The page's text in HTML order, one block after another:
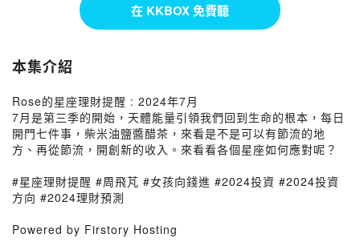
在 KKBOX 免費聽
本集介紹
Rose的星座理財提醒 : 2024年7月
7月是第三季的開始，天體能量引領我們回到生命的根本，每日
開門七件事，柴米油鹽醬醋茶，來看是不是可以有節流的地
方、再從節流，開創新的收入。來看看各個星座如何應對呢？
#星座理財提醒 #周飛芃 #女孩向錢進 #2024投資 #2024投資
方向 #2024理財預測
Powered by Firstory Hosting